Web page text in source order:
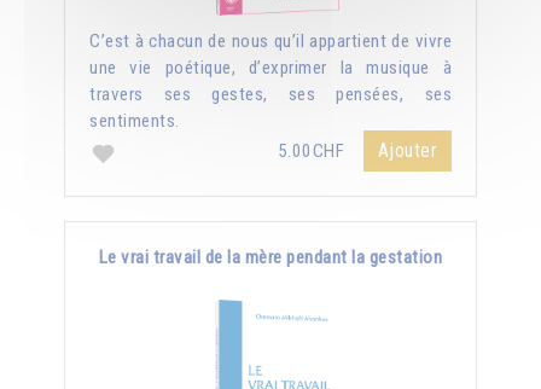
C’est à chacun de nous qu’il appartient de vivre
une vie poétique, d’exprimer la musique à
travers ses gestes, ses pensées, ses
sentiments.
5.00CHF
Ajouter
Le vrai travail de la mère pendant la gestation